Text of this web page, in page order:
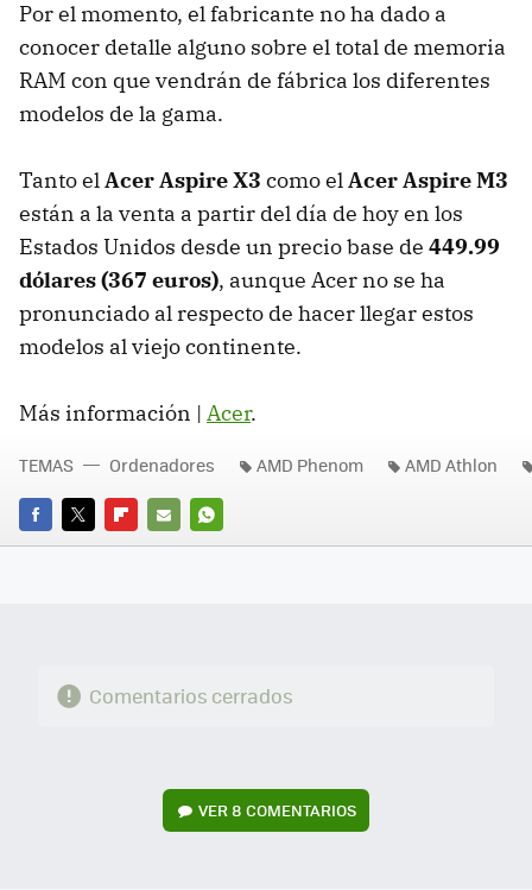
Por el momento, el fabricante no ha dado a
conocer detalle alguno sobre el total de memoria
RAM con que vendrán de fábrica los diferentes
modelos de la gama.
Tanto elAcer Aspire X3 como elAcer Aspire M3
están a la venta a partir del día de hoy en los
Estados Unidos desde un precio base de 449.99
dólares (367 euros), aunque Acer no se ha
pronunciado al respecto de hacer llegar estos
modelos al viejo continente.
Más información | Acer.
FACEBOOK
TWITTERFLIPBOARD
E-
WHATSAPP
TEMAS Ordenadores AMD Phenom AMD Athlon
Comentarios cerrados
VER8 COMENTARIOS